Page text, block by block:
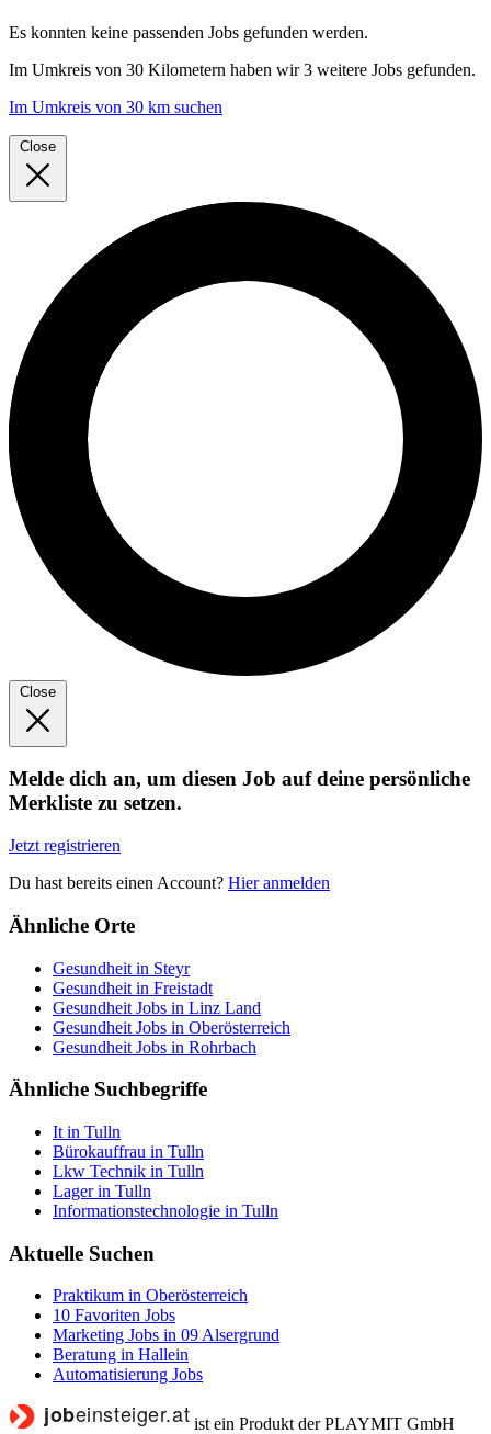
Es konnten keine passenden Jobs gefunden werden.
Im Umkreis von 30 Kilometern haben wir3 weitere Jobs gefunden.
Im Umkreis von 30 km suchen
Close
Close
Melde dich an, um diesen Job auf deine persönliche
Merkliste zu setzen.
Jetzt registrieren
Du hast bereits einen Account? Hier anmelden
Ähnliche Orte
Gesundheit in Steyr
Gesundheit in Freistadt
Gesundheit Jobs in Linz Land
Gesundheit Jobs in Oberösterreich
Gesundheit Jobs in Rohrbach
Ähnliche Suchbegriffe
It in Tulln
Bürokauffrau in Tulln
Lkw Technik in Tulln
Lager in Tulln
Informationstechnologie in Tulln
Aktuelle Suchen
Praktikum in Oberösterreich
10 Favoriten Jobs
Marketing Jobs in 09 Alsergrund
Beratung in Hallein
Automatisierung Jobs
ist ein Produkt der PLAYMIT GmbH